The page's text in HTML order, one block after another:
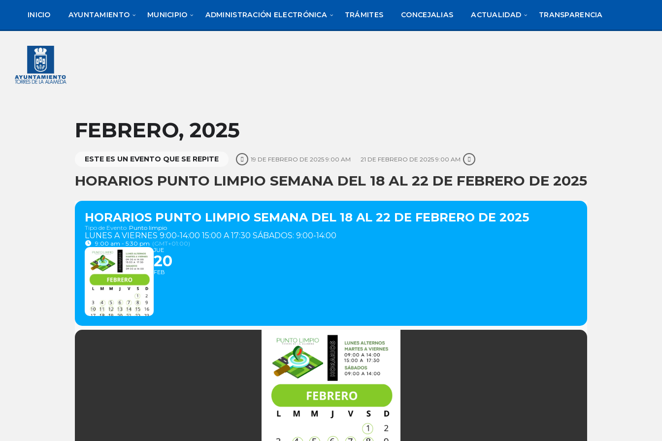
contenido
barra
izquierda
de
INICIO AYUNTAMIENTO MUNICIPIO ADMINISTRACIÓN ELECTRÓNICA TRÁMITES CONCEJALIAS ACTUALIDAD TRANSPARENCIA
FEBRERO, 2025
ESTE ES UN EVENTO QUE SE REPITE 19 DE FEBRERO DE 2025 9:00 AM 21 DE FEBRERO DE 2025 9:00 AM
HORARIOS PUNTO LIMPIO SEMANA DEL 18 AL 22 DE FEBRERO DE 2025
HORARIOS PUNTO LIMPIO SEMANA DEL 18 AL 22 DE FEBRERO DE 2025
Tipo de Evento Punto limpio
LUNES A VIERNES 9:00-14:00 15:00 A 17:30 SÁBADOS: 9:00-14:00
9:00 am - 5:30 pm (GMT+01:00)
JUE
20
FEB